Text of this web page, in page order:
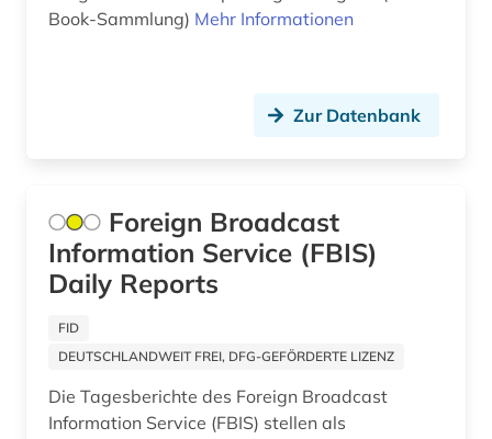
geschichte 1820-1870 (1)
geschichte 1821-1837 (1)
geschichte 1853-1865 (2)
geschichte 1866-1877 (1)
Book-Sammlung) Mehr Informationen
Zur Datenbank
Foreign Broadcast
Information Service (FBIS)
Daily Reports
FID
DEUTSCHLANDWEIT FREI, DFG-GEFÖRDERTE LIZENZ
Die Tagesberichte des Foreign Broadcast
Information Service (FBIS) stellen als